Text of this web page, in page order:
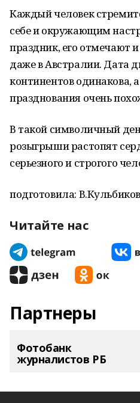
Каждый человек
себе и окружающим
праздник, его отмечают
даже в Австралии. Дата
континентов одинакова,
празднования очень
В такой символичный
розыгрыши растопят
серьезного и строгого
подготовила:
Читайте нас
Партнеры
Фотобанк
журналистов РБ